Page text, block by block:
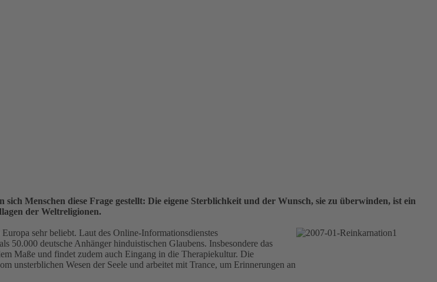
Menschen diese Frage gestellt: Die eigene Sterblichkeit und der Wunsch, sie zu überwinden, ist ein
der Weltreligionen.
sehr beliebt. Laut des Online-Informationsdienstes
deutsche Anhänger hinduistischen Glaubens. Insbesondere das
Maße und findet zudem auch Eingang in die Therapiekultur. Die
unsterblichen Wesen der Seele und arbeitet mit Trance, um Erinnerungen an